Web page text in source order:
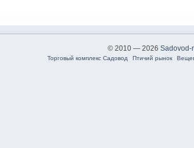
© 2010 — 2026 Sadovod-
Торговый комплекс Садовод Птичий рынок